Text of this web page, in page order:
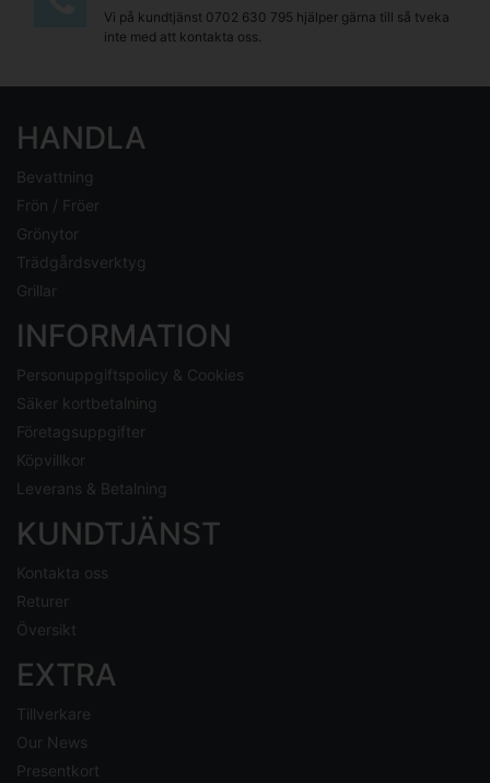
Vi på kundtjänst 0702 630 795 hjälper gärna till så tveka
inte med att kontakta oss.
HANDLA
Bevattning
Frön / Fröer
Grönytor
Trädgårdsverktyg
Grillar
INFORMATION
Personuppgiftspolicy & Cookies
Säker kortbetalning
Företagsuppgifter
Köpvillkor
Leverans & Betalning
KUNDTJÄNST
Kontakta oss
Returer
Översikt
EXTRA
Tillverkare
Our News
Presentkort